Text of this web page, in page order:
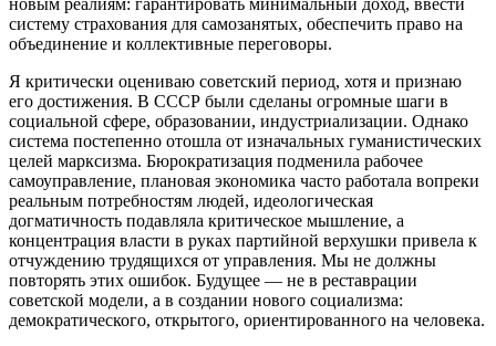
систему страхования для самозанятых, обеспечить право на
объединение и коллективные переговоры.
Я критически оцениваю советский период, хотя и признаю
его достижения. В СССР были сделаны огромные шаги в
социальной сфере, образовании, индустриализации. Однако
система постепенно отошла от изначальных гуманистических
целей марксизма. Бюрократизация подменила рабочее
самоуправление, плановая экономика часто работала вопреки
реальным потребностям людей, идеологическая
догматичность подавляла критическое мышление, а
концентрация власти в руках партийной верхушки привела к
отчуждению трудящихся от управления. Мы не должны
повторять этих ошибок. Будущее — не в реставрации
советской модели, а в создании нового социализма:
демократического, открытого, ориентированного на человека.